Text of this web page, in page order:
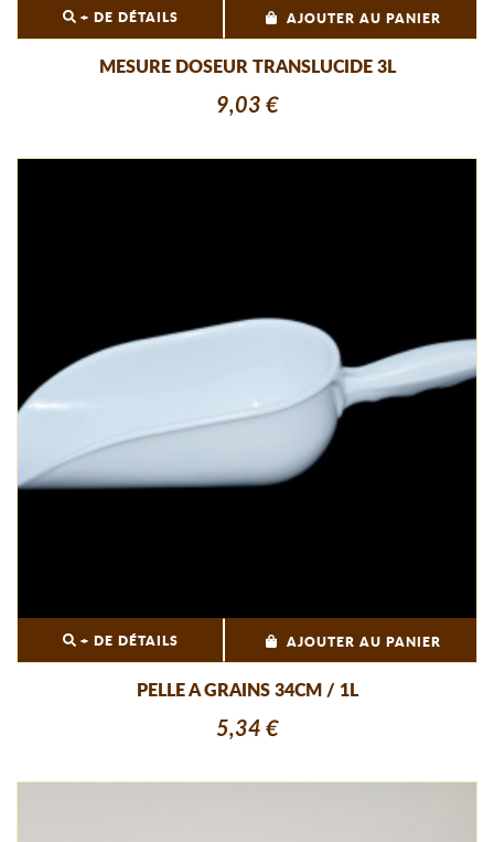
+ DE DÉTAILS AJOUTER AU PANIER
MESURE DOSEUR TRANSLUCIDE 3L
9,03 €
+ DE DÉTAILS AJOUTER AU PANIER
PELLE A GRAINS 34CM / 1L
5,34 €